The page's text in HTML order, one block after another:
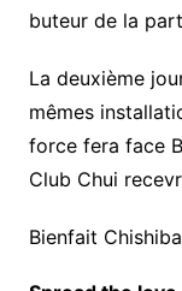
buteur de la
La deuxième
mêmes
force fera face
Club Chui
Bienfait